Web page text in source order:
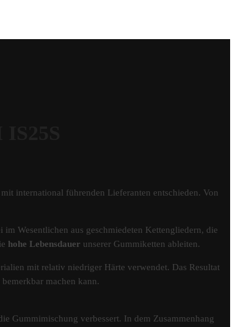
international führenden Lieferanten entschieden. Von
im Wesentlichen aus geschmiedeten Kettengliedern, die
hohe Lebensdauer unserer Gummiketten ableiten.
mit relativ niedriger Härte verwendet. Das Resultat
machen kann.
Gummimischung verbessert. In dem Zusammenhang